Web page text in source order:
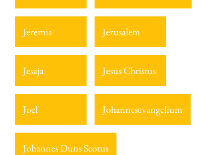
Jeremia Jerusalem
Jesaja Jesus Christus
Joel Johannesevangelium
Johannes Duns Scotus